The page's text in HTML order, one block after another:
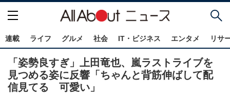
連載 ライフ グルメ 社会 IT・ビジネス エンタメ リサ
「姿勢良すぎ」上田竜也、嵐ラストライブを
見つめる姿に反響「ちゃんと背筋伸ばして配
信見てる 可愛い」